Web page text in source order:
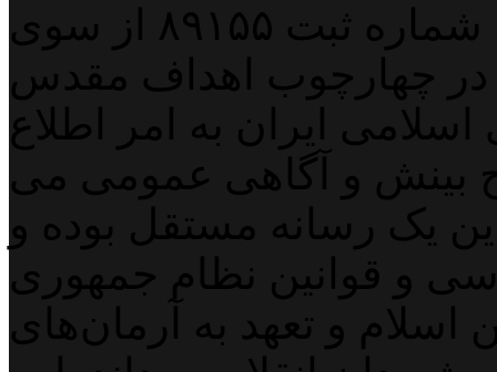
پایگاه خبری خبربین آنلاین به شماره ثبت ۸۹۱۵۵ از سوی
در چهارچوب اهداف مقدس
ایران به امر اطلاع
بینش و آگاهی عمومی می
یک رسانه مستقل بوده و
و قوانین نظام جمهوری
و تعهد به آرمان‌های